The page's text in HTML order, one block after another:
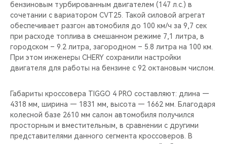
бензиновым турбированным двигателем (147 л.с.) в
сочетании с вариатором CVT25. Такой силовой агрегат
обеспечивает разгон автомобиля до 100 км/ч за 9,7 сек
при расходе топлива в смешанном режиме 7,1 литра, в
городском – 9.2 литра, загородном – 5.8 литра на 100 км.
При этом инженеры CHERY сохранили настройки
двигателя для работы на бензине с 92 октановым числом.
Габариты кроссовера TIGGO 4 PRO составляют: длина —
4318 мм, ширина — 1831 мм, высота — 1662 мм. Благодаря
колесной базе 2610 мм салон автомобиля получился
просторным и вместительным, в сравнении с другими
представителями данного сегмента кроссоверов. В